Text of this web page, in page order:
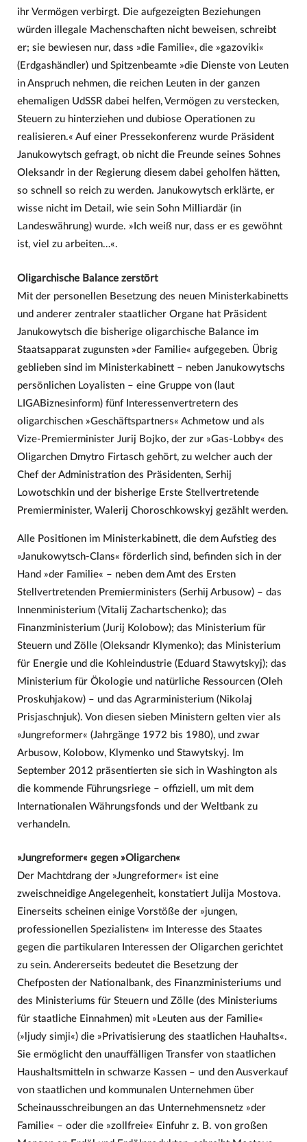
ihr Vermögen verbirgt. Die aufgezeigten Beziehungen
würden illegale Machenschaften nicht beweisen, schreibt
er; sie bewiesen nur, dass »die Familie«, die »gazoviki«
(Erdgashändler) und Spitzenbeamte »die Dienste von Leuten
in Anspruch nehmen, die reichen Leuten in der ganzen
ehemaligen UdSSR dabei helfen, Vermögen zu verstecken,
Steuern zu hinterziehen und dubiose Operationen zu
realisieren.« Auf einer Pressekonferenz wurde Präsident
Janukowytsch gefragt, ob nicht die Freunde seines Sohnes
Oleksandr in der Regierung diesem dabei geholfen hätten,
so schnell so reich zu werden. Janukowytsch erklärte, er
wisse nicht im Detail, wie sein Sohn Milliardär (in
Landeswährung) wurde. »Ich weiß nur, dass er es gewöhnt
ist, viel zu arbeiten…«.
Oligarchische Balance zerstört
Mit der personellen Besetzung des neuen Ministerkabinetts
und anderer zentraler staatlicher Organe hat Präsident
Janukowytsch die bisherige oligarchische Balance im
Staatsapparat zugunsten »der Familie« aufgegeben. Übrig
geblieben sind im Ministerkabinett – neben Janukowytschs
persönlichen Loyalisten – eine Gruppe von (laut
LIGABiznesinform) fünf Interessenvertretern des
oligarchischen »Geschäftspartners« Achmetow und als
Vize-Premierminister Jurij Bojko, der zur »Gas-Lobby« des
Oligarchen Dmytro Firtasch gehört, zu welcher auch der
Chef der Administration des Präsidenten, Serhij
Lowotschkin und der bisherige Erste Stellvertretende
Premierminister, Walerij Choroschkowskyj gezählt werden.
Alle Positionen im Ministerkabinett, die dem Aufstieg des
»Janukowytsch-Clans« förderlich sind, befinden sich in der
Hand »der Familie« – neben dem Amt des Ersten
Stellvertretenden Premierministers (Serhij Arbusow) – das
Innenministerium (Vitalij Zachartschenko); das
Finanzministerium (Jurij Kolobow); das Ministerium für
Steuern und Zölle (Oleksandr Klymenko); das Ministerium
für Energie und die Kohleindustrie (Eduard Stawytskyj); das
Ministerium für Ökologie und natürliche Ressourcen (Oleh
Proskuhjakow) – und das Agrarministerium (Nikolaj
Prisjaschnjuk). Von diesen sieben Ministern gelten vier als
»Jungreformer« (Jahrgänge 1972 bis 1980), und zwar
Arbusow, Kolobow, Klymenko und Stawytskyj. Im
September 2012 präsentierten sie sich in Washington als
die kommende Führungsriege – offiziell, um mit dem
Internationalen Währungsfonds und der Weltbank zu
verhandeln.
»Jungreformer« gegen »Oligarchen«
Der Machtdrang der »Jungreformer« ist eine
zweischneidige Angelegenheit, konstatiert Julija Mostova.
Einerseits scheinen einige Vorstöße der »jungen,
professionellen Spezialisten« im Interesse des Staates
gegen die partikularen Interessen der Oligarchen gerichtet
zu sein. Andererseits bedeutet die Besetzung der
Chefposten der Nationalbank, des Finanzministeriums und
des Ministeriums für Steuern und Zölle (des Ministeriums
für staatliche Einnahmen) mit »Leuten aus der Familie«
(»ljudy simji«) die »Privatisierung des staatlichen Hauhalts«.
Sie ermöglicht den unauffälligen Transfer von staatlichen
Haushaltsmitteln in schwarze Kassen – und den Ausverkauf
von staatlichen und kommunalen Unternehmen über
Scheinausschreibungen an das Unternehmensnetz »der
Familie« – oder die »zollfreie« Einfuhr z. B. von großen